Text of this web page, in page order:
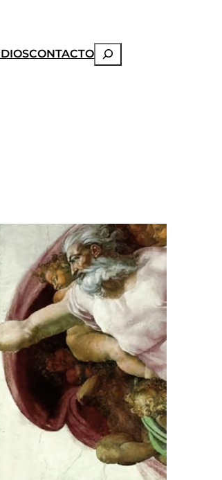
CONTACTOBuscar